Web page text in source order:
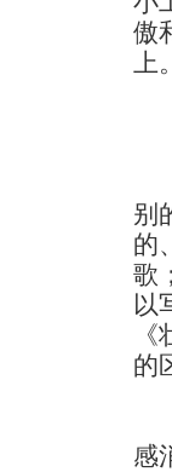
傲
别
的
歌
以
的
感